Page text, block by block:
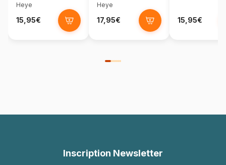
Heye
15,95€
Heye
17,95€ 15,95€
Inscription Newsletter